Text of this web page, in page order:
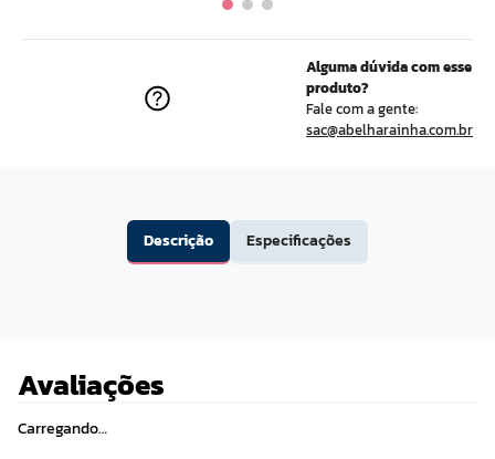
Alguma dúvida com esse
produto?
Fale com a gente:
sac@abelharainha.com.br
Descrição Especificações
Avaliações
Carregando…